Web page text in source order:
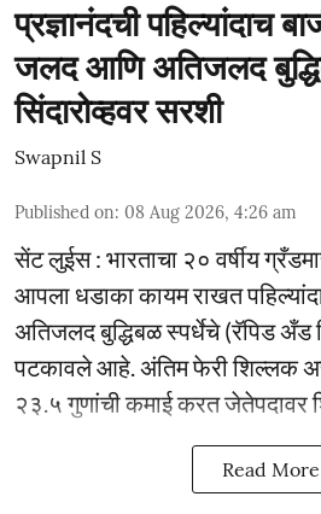
प्रज्ञानंदची पहिल्यांदाच
जलद आणि अतिजलद
सिंदारोव्हवर सरशी
Swapnil S
Published on: 08 Aug 2026, 4:26 am
सेंट लुईस : भारताचा २० वर्षीय
आपला धडाका कायम राखत
अतिजलद बुद्धिबळ स्पर्धेचे (रॅपिड अँड
पटकावले आहे. अंतिम फेरी शिल्लक
२३.५ गुणांची कमाई करत जेतेपदावर
Read More